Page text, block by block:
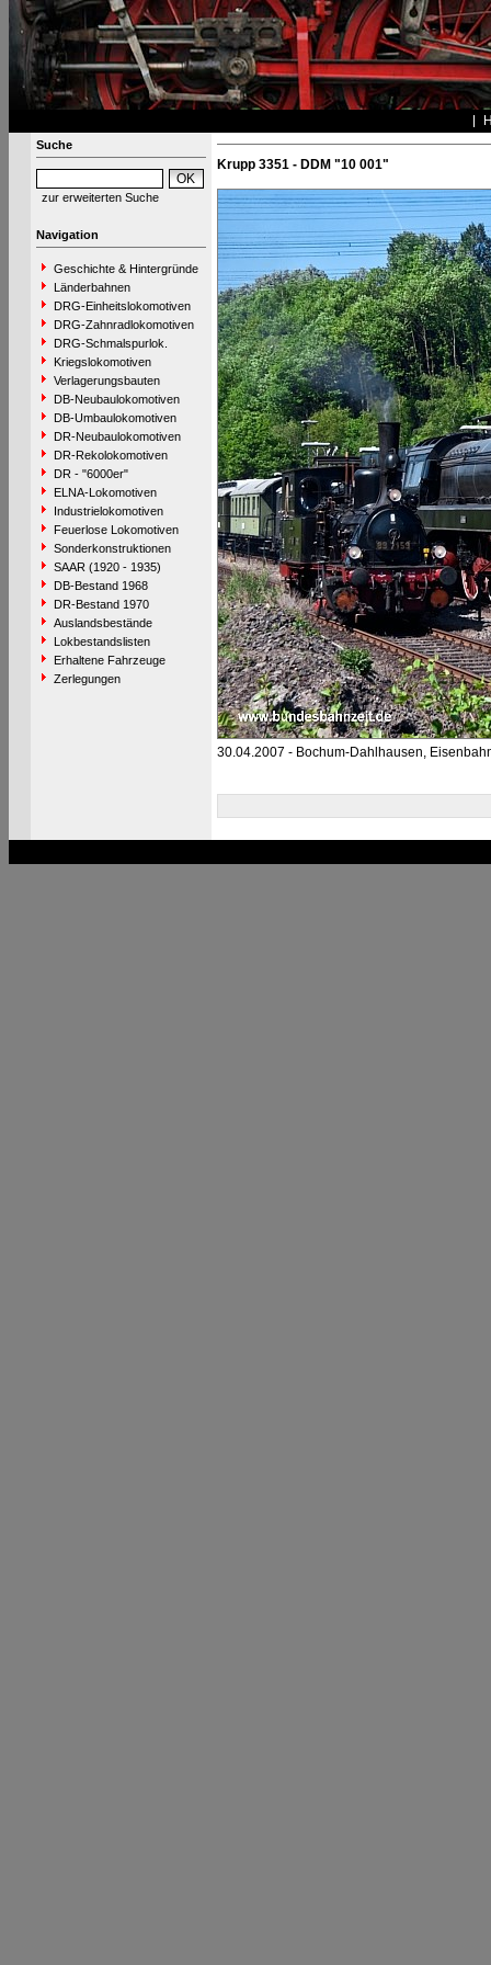
Suche
zur erweiterten Suche
Navigation
Geschichte & Hintergründe
Länderbahnen
DRG-Einheitslokomotiven
DRG-Zahnradlokomotiven
DRG-Schmalspurlok.
Kriegslokomotiven
Verlagerungsbauten
DB-Neubaulokomotiven
DB-Umbaulokomotiven
DR-Neubaulokomotiven
DR-Rekolokomotiven
DR - "6000er"
ELNA-Lokomotiven
Industrielokomotiven
Feuerlose Lokomotiven
Sonderkonstruktionen
SAAR (1920 - 1935)
DB-Bestand 1968
DR-Bestand 1970
Auslandsbestände
Lokbestandslisten
Erhaltene Fahrzeuge
Zerlegungen
Krupp 3351 - DDM "10 001"
30.04.2007 - Bochum-Dahlhausen,